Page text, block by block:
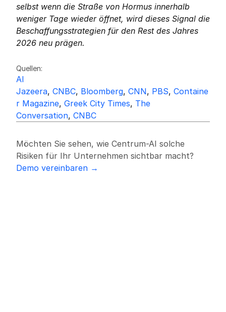
selbst wenn die Straße von Hormus innerhalb
weniger Tage wieder öffnet, wird dieses Signal die
Beschaffungsstrategien für den Rest des Jahres
2026 neu prägen.
Quellen:
Al
Jazeera, CNBC, Bloomberg, CNN, PBS, Containe
r Magazine, Greek City Times, The
Conversation, CNBC
Möchten Sie sehen, wie Centrum-AI solche
Risiken für Ihr Unternehmen sichtbar macht?
Demo vereinbaren →